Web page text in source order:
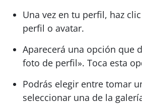
Una vez en tu perfil, haz
perfil o avatar.
Aparecerá una opción que
foto de perfil». Toca esta
Podrás elegir entre tomar
seleccionar una de la